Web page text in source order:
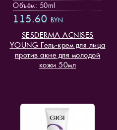
Объём: 50ml
115.60 BYN
SESDERMA ACNISES
YOUNG Гель-крем для лица
против акне для молодой
кожи 50мл